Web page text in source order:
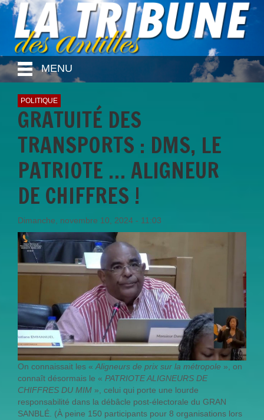
MENU
POLITIQUE
GRATUITÉ DES
TRANSPORTS : DMS, LE
PATRIOTE … ALIGNEUR
DE CHIFFRES !
Dimanche, novembre 10, 2024 - 11:03
On connaissait les « Aligneurs de prix sur la métropole », on
connaît désormais le « PATRIOTE ALIGNEURS DE
CHIFFRES DU MIM », celui qui porte une lourde
responsabilité dans la débâcle post-électorale du GRAN
SANBLÉ. (À peine 150 participants pour 8 organisations lors